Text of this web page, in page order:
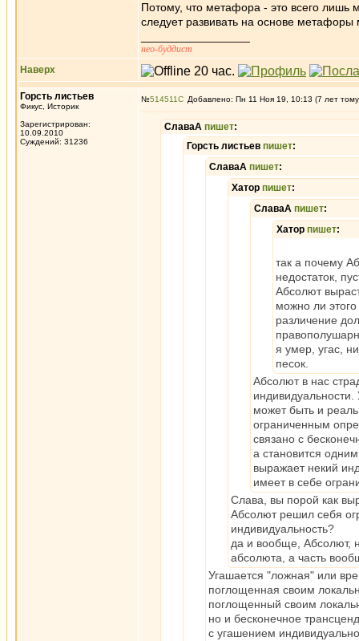
Потому, что метафора - это всего
следует развивать на основе
нео-буддист
Наверх
Горсть листьев
Фикус, Историк
Зарегистрирован:
10.09.2010
Суждений: 31236
№514511 Добавлено: Пн 11 Ноя 19, 10:13 (7 лет
СлаваА пишет:
Горсть листьев пишет:
СлаваА пишет:
Хатор пишет:
СлаваА пишет:
Хатор пишет:
так а почему
недостаток,
Абсолют
можно ли
различение
я умер, угас,
песок.
Абсолют в нас
может быть и
ограниченным
связано с
а становится
выражает некий
имеет в себе
Слава, вы порой как
Абсолют решил себя
индивидуальность?
да и вообще, Абсолют,
абсолюта, а часть
Угашается "ложная" или
поглощенная своим
поглощенный своим
но и бесконечное
с угашением